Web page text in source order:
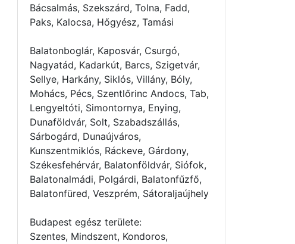
Bácsalmás, Szekszárd, Tolna, Fadd,
Paks, Kalocsa, Hőgyész, Tamási
Balatonboglár, Kaposvár, Csurgó,
Nagyatád, Kadarkút, Barcs, Szigetvár,
Sellye, Harkány, Siklós, Villány, Bóly,
Mohács, Pécs, Szentlőrinc Andocs, Tab,
Lengyeltóti, Simontornya, Enying,
Dunaföldvár, Solt, Szabadszállás,
Sárbogárd, Dunaújváros,
Kunszentmiklós, Ráckeve, Gárdony,
Székesfehérvár, Balatonföldvár, Siófok,
Balatonalmádi, Polgárdi, Balatonfűzfő,
Balatonfüred, Veszprém, Sátoraljaújhely
Budapest egész területe:
Szentes, Mindszent, Kondoros,